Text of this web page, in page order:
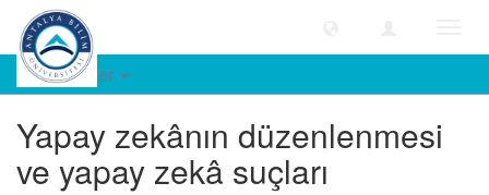
Öğe Göster
Yapay zekânın düzenlenmesi
ve yapay zekâ suçları